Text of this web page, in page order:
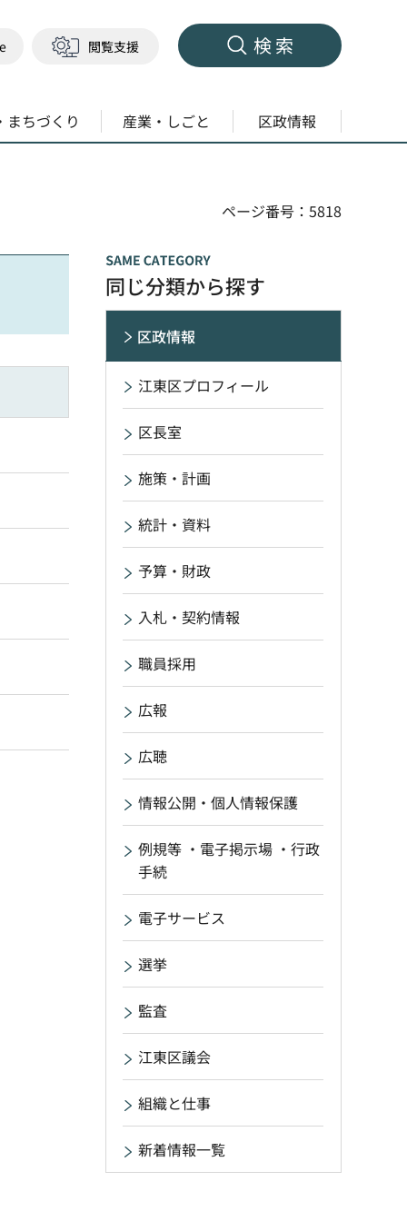
閲覧支援 検索
まちづくり 産業・しごと 区政情報
ページ番号：5818
同じ分類から探す
区政情報
江東区プロフィール
区長室
施策・計画
統計・資料
予算・財政
入札・契約情報
職員採用
広報
広聴
情報公開・個人情報保護
例規等 ・電子掲示場 ・行政
手続
電子サービス
選挙
監査
江東区議会
組織と仕事
新着情報一覧